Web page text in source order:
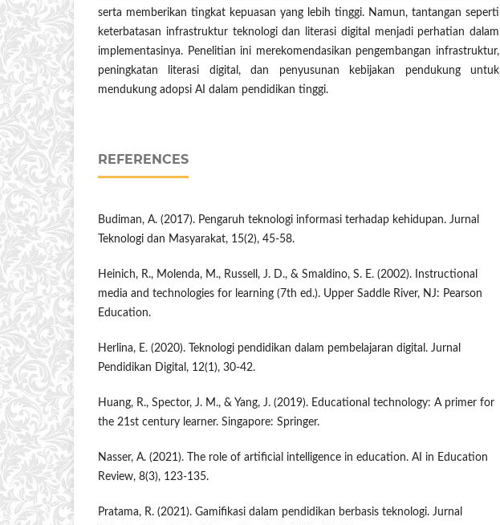
serta memberikan tingkat kepuasan yang lebih tinggi. Namun, tantangan seperti
keterbatasan infrastruktur teknologi dan literasi digital menjadi perhatian dalam
implementasinya. Penelitian ini merekomendasikan pengembangan infrastruktur,
peningkatan literasi digital, dan penyusunan kebijakan pendukung untuk
mendukung adopsi AI dalam pendidikan tinggi.
REFERENCES
Budiman, A. (2017). Pengaruh teknologi informasi terhadap kehidupan. Jurnal
Teknologi dan Masyarakat, 15(2), 45-58.
Heinich, R., Molenda, M., Russell, J. D., & Smaldino, S. E. (2002). Instructional
media and technologies for learning (7th ed.). Upper Saddle River, NJ: Pearson
Education.
Herlina, E. (2020). Teknologi pendidikan dalam pembelajaran digital. Jurnal
Pendidikan Digital, 12(1), 30-42.
Huang, R., Spector, J. M., & Yang, J. (2019). Educational technology: A primer for
the 21st century learner. Singapore: Springer.
Nasser, A. (2021). The role of artificial intelligence in education. AI in Education
Review, 8(3), 123-135.
Pratama, R. (2021). Gamifikasi dalam pendidikan berbasis teknologi. Jurnal